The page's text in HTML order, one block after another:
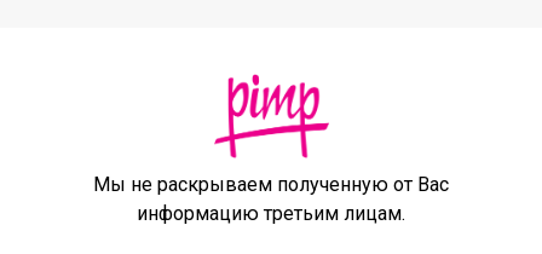
Мы не раскрываем полученную от Вас
информацию третьим лицам.